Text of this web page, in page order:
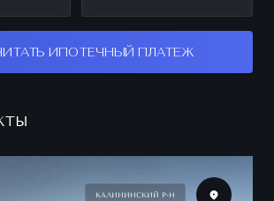
ИПОТЕЧНЫЙ ПЛАТЕЖ
КАЛИНИНСКИЙ Р-Н